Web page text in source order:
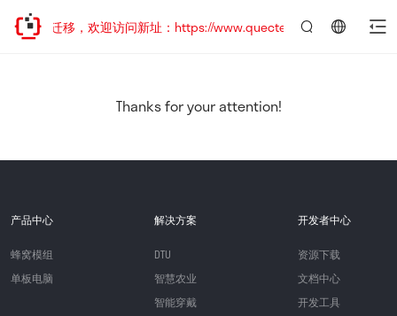
地址已迁移，欢迎访问新址：https://www.quectel.com.cn
Thanks for your attention!
产品中心
蜂窝模组
单板电脑
解决方案
DTU
智慧农业
智能穿戴
开发者中心
资源下载
文档中心
开发工具